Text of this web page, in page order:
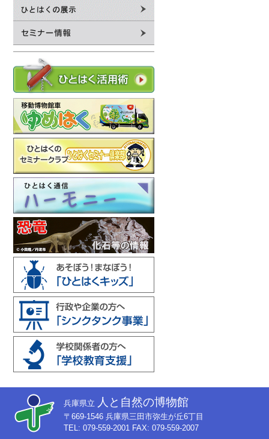
兵庫県立 人と自然の博物館
〒669-1546 兵庫県三田市弥生が丘6丁目
TEL: 079-559-2001 FAX: 079-559-2007